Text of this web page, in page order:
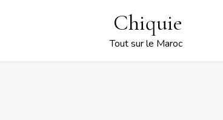
Chiquie
Tout sur le Maroc